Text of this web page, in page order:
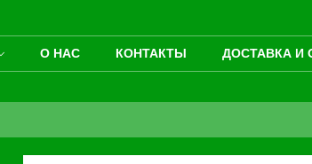
О НАС КОНТАКТЫ ДОСТАВКА И